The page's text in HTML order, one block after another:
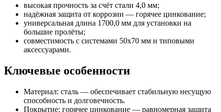
высокая прочность за счёт стали 4,0 мм;
надёжная защита от коррозии — горячее цинкование;
универсальная длина 1700,0 мм для установки на
большие пролёты;
совместимость с системами 50х70 мм и типовыми
аксессуарами.
Ключевые особенности
Материал: сталь — обеспечивает стабильную несущую
способность и долговечность.
Покрытие: горячее цинкование — равномерная защита